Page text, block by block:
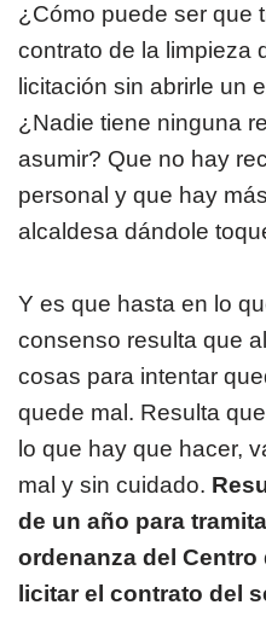
¿Cómo puede ser que
contrato de la limpieza
licitación sin abrirle un
¿Nadie tiene ninguna
asumir? Que no hay
personal y que hay
alcaldesa dándole
Y es que hasta en lo
consenso resulta que
cosas para intentar
quede mal. Resulta
lo que hay que hacer,
mal y sin cuidado.
de un año para
ordenanza del
licitar el contrato del